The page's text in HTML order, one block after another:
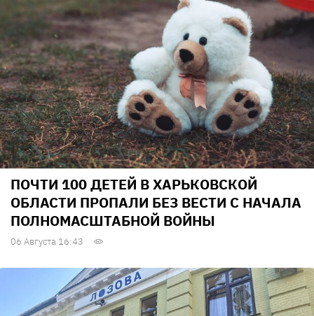
ПОЧТИ 100 ДЕТЕЙ В ХАРЬКОВСКОЙ
ОБЛАСТИ ПРОПАЛИ БЕЗ ВЕСТИ С НАЧАЛА
ПОЛНОМАСШТАБНОЙ ВОЙНЫ
06 Августа 16:43